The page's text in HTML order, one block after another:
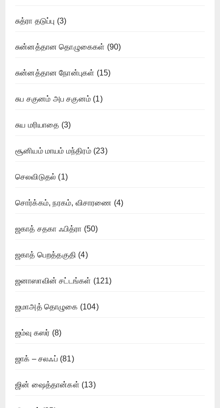
சுத்ரா தடுப்பு (3)
சுன்னத்தான தொழுகைகள் (90)
சுன்னத்தான நோன்புகள் (15)
சுப சகுனம் அப சகுனம் (1)
சுய மரியாதை (3)
சூனியம் மாயம் மந்திரம்(23)
செலவிடுதல் (1)
சொர்க்கம், நரகம், விசாரணை (4)
ஜகாத் சதகா ஃபித்ரா (50)
ஜகாத் பெறத்தகுதி (4)
ஜனாஸாவின் சட்டங்கள் (121)
ஜமாஅத் தொழுகை (104)
ஜம்வு கஸர் (8)
ஜாக் – சலஃப் (81)
ஜின் ஷைத்தான்கள் (13)